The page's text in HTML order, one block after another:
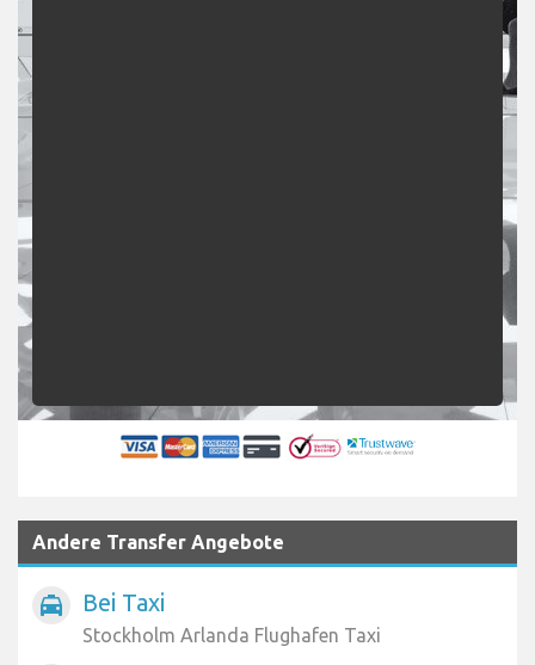
Andere Transfer Angebote
local_taxi Bei Taxi
Stockholm Arlanda Flughafen Taxi